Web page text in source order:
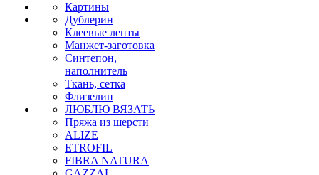
Картины
Дублерин
Клеевые ленты
Манжет-заготовка
Синтепон,
наполнитель
Ткань, сетка
Флизелин
ЛЮБЛЮ ВЯЗАТЬ
Пряжа из шерсти
ALIZE
ETROFIL
FIBRA NATURA